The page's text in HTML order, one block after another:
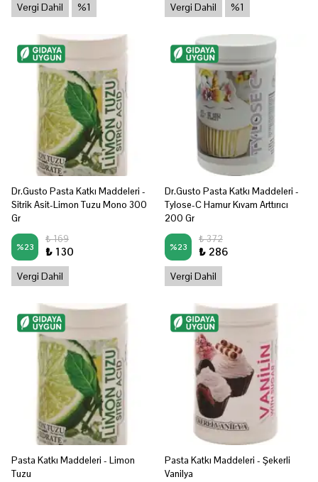
Vergi Dahil %1 Vergi Dahil %1
Dr.Gusto Pasta Katkı Maddeleri -
Sitrik Asit-Limon Tuzu Mono 300
Gr
%23
₺ 169
₺ 130
Vergi Dahil
Dr.Gusto Pasta Katkı Maddeleri -
Tylose-C Hamur Kıvam Arttırıcı
200 Gr
%23
₺ 372
₺ 286
Vergi Dahil
Pasta Katkı Maddeleri - Limon
Tuzu
Pasta Katkı Maddeleri - Şekerli
Vanilya